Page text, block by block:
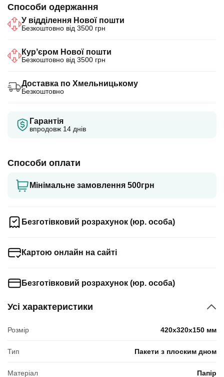
Усі характеристики
Розмір 420x320x150 мм
Тип Пакети з плоским дном
Матеріал Папір
Способи одержання
У відділення Нової пошти
Безкоштовно від 3500 грн
Курʼєром Нової пошти
Безкоштовно від 3500 грн
Доставка по Хмельницькому
Безкоштовно
Гарантія
впродовж 14 днів
Способи оплати
Мінімальне замовлення 500грн
Безготівковий розрахунок (юр. особа)
Картою онлайн на сайті
Безготівковий розрахунок (юр. особа)